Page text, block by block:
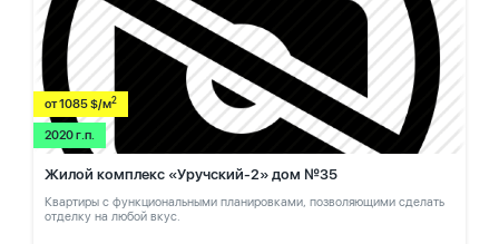
от 1085 $/м2
2020 г.п.
Жилой комплекс «Уручский-2» дом №35
Квартиры с функциональными планировками, позволяющими сделать
отделку на любой вкус.